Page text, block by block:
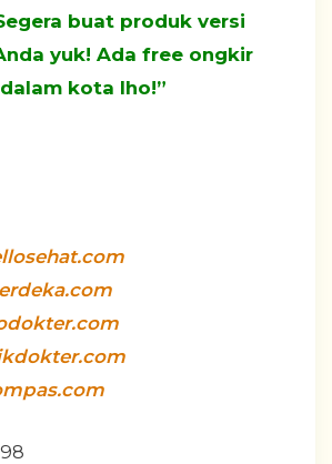
buat produk versi
yuk! Ada free ongkir
dalam kota lho!”
98